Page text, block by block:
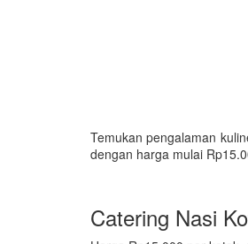
Temukan pengalaman
dengan harga mulai
Catering Nasi